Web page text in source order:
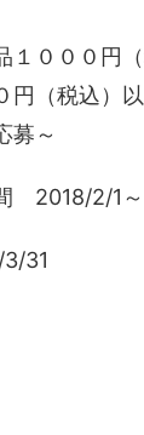
１０００円
円（税込）
募～
2018/2/1
31